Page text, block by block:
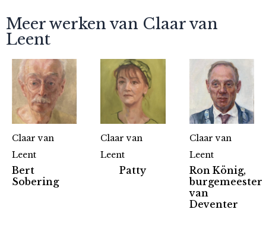
Meer werken van Claar van
Leent
Claar van
Leent
Bert
Sobering
Claar van
Leent
Patty
Claar van
Leent
Ron König,
burgemeester
van
Deventer